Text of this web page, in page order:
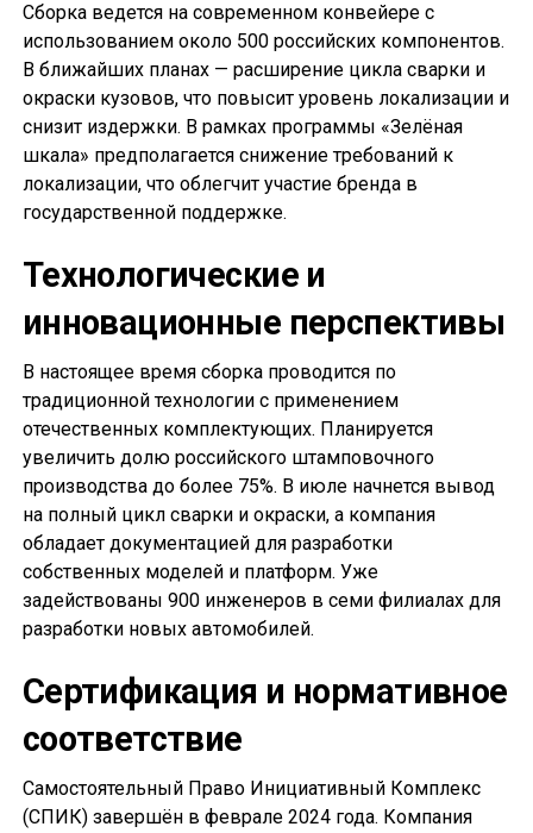
Сборка ведется на современном конвейере с
использованием около 500 российских компонентов.
В ближайших планах — расширение цикла сварки и
окраски кузовов, что повысит уровень локализации и
снизит издержки. В рамках программы «Зелёная
шкала» предполагается снижение требований к
локализации, что облегчит участие бренда в
государственной поддержке.
Технологические и
инновационные перспективы
В настоящее время сборка проводится по
традиционной технологии с применением
отечественных комплектующих. Планируется
увеличить долю российского штамповочного
производства до более 75%. В июле начнется вывод
на полный цикл сварки и окраски, а компания
обладает документацией для разработки
собственных моделей и платформ. Уже
задействованы 900 инженеров в семи филиалах для
разработки новых автомобилей.
Сертификация и нормативное
соответствие
Самостоятельный Право Инициативный Комплекс
(СПИК) завершён в феврале 2024 года. Компания